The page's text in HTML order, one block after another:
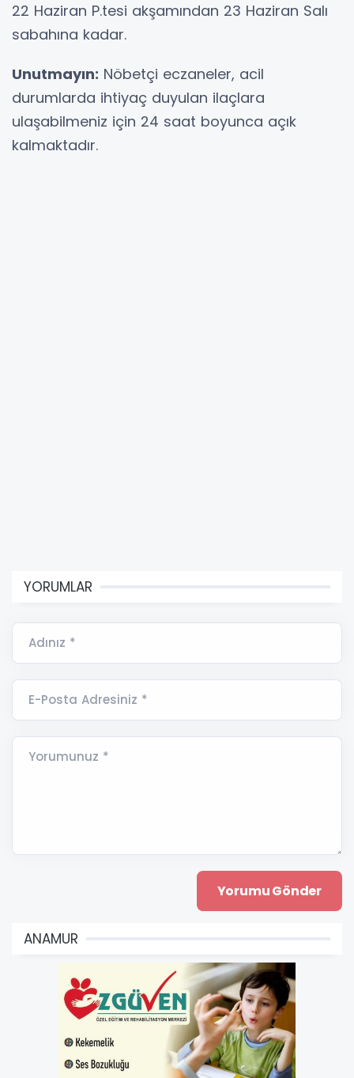
22 Haziran P.tesi akşamından 23 Haziran Salı
sabahına kadar.
Unutmayın: Nöbetçi eczaneler, acil
durumlarda ihtiyaç duyulan ilaçlara
ulaşabilmeniz için 24 saat boyunca açık
kalmaktadır.
YORUMLAR
Adınız *
E-Posta Adresiniz *
Yorumunuz *
ANAMUR